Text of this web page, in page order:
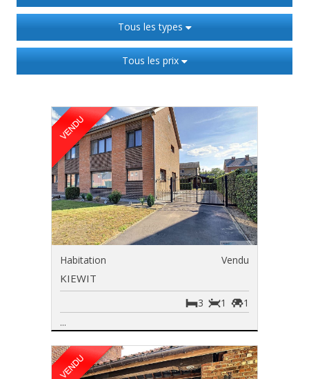
Tous les types
Tous les prix
Habitation Vendu
KIEWIT
1
1
3
...